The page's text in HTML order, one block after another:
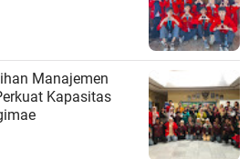
Manajemen
Kapasitas